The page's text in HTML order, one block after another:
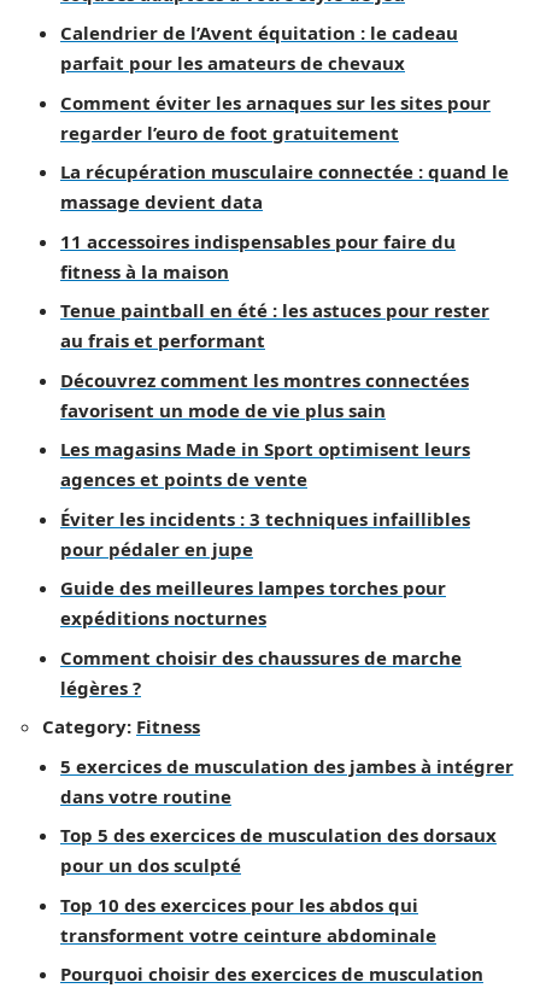
Calendrier de l’Avent équitation : le cadeau
parfait pour les amateurs de chevaux
Comment éviter les arnaques sur les sites pour
regarder l’euro de foot gratuitement
La récupération musculaire connectée : quand le
massage devient data
11 accessoires indispensables pour faire du
fitness à la maison
Tenue paintball en été : les astuces pour rester
au frais et performant
Découvrez comment les montres connectées
favorisent un mode de vie plus sain
Les magasins Made in Sport optimisent leurs
agences et points de vente
Éviter les incidents : 3 techniques infaillibles
pour pédaler en jupe
Guide des meilleures lampes torches pour
expéditions nocturnes
Comment choisir des chaussures de marche
légères ?
Category: Fitness
5 exercices de musculation des jambes à intégrer
dans votre routine
Top 5 des exercices de musculation des dorsaux
pour un dos sculpté
Top 10 des exercices pour les abdos qui
transforment votre ceinture abdominale
Pourquoi choisir des exercices de musculation